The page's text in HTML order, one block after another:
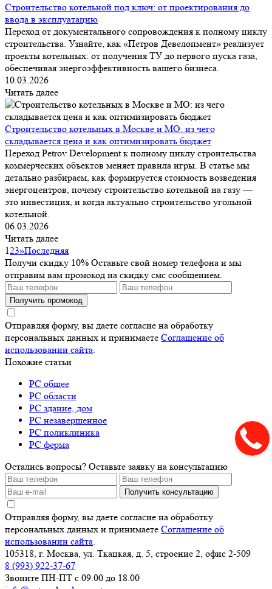
Строительство котельной под ключ: от проектирования до
ввода в эксплуатацию
Переход от документального сопровождения к полному циклу
строительства. Узнайте, как «Петров Девелопмент» реализует
проекты котельных: от получения ТУ до первого пуска газа,
обеспечивая энергоэффективность вашего бизнеса.
10.03.2026
Читать далее
Строительство котельных в Москве и МО: из чего
складывается цена и как оптимизировать бюджет
Переход Petrov Development к полному циклу строительства
коммерческих объектов меняет правила игры. В статье мы
детально разбираем, как формируется стоимость возведения
энергоцентров, почему строительство котельной на газу —
это инвестиция, и когда актуально строительство угольной
котельной.
06.03.2026
Читать далее
123»Последняя
Получи скидку 10% Оставьте свой номер телефона и мы
отправим вам промокод на скидку смс сообщением.
Получить промокод
Отправляя форму, вы даете согласие на обработку
персональных данных и принимаете Соглашение об
использовании сайта.
Похожие статьи
РС общее
РС области
РС здание, дом
РС незавершенное
РС поликлиника
РС ферма
Остались вопросы? Оставьте заявку на консультацию
Получить консультацию
Отправляя форму, вы даете согласие на обработку
персональных данных и принимаете Соглашение об
использовании сайта.
105318, г. Москва, ул. Ткацкая, д. 5, строение 2, офис 2-509
8 (993) 922-37-67
Звоните ПН-ПТ с 09.00 до 18.00